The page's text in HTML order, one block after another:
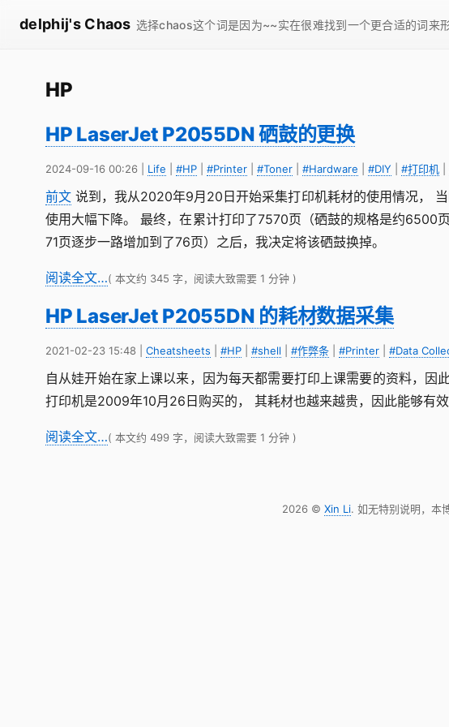
delphij's Chaos 选择chaos这个词是因为~~实在很难找到一个更合适的词来
HP
HP LaserJet P2055DN 硒鼓的更换
2024-09-16 00:26 Life #HP #Printer #Toner #Hardware #DIY #打印机
前文 说到，我从2020年9月20日开始采集打印机耗材的使用情况，
使用大幅下降。 最终，在累计打印了7570页（硒鼓的规格是约6500
71页逐步一路增加到了76页）之后，我决定将该硒鼓换掉。
阅读全文…( 本文约 345 字，阅读大致需要 1 分钟 )
HP LaserJet P2055DN 的耗材数据采集
2021-02-23 15:48 Cheatsheets #HP #shell #作弊条 #Printer #Data
自从娃开始在家上课以来，因为每天都需要打印上课需要的资料，
打印机是2009年10月26日购买的， 其耗材也越来越贵，因此能够有
阅读全文…( 本文约 499 字，阅读大致需要 1 分钟 )
2026 © Xin Li. 如无特别说明，本